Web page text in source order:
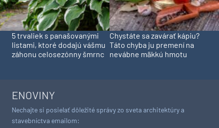
5 trvaliek s panašovanými
listami, ktoré dodajú vášmu
záhonu celosezónny šmrnc
Chystáte sa zavárať kápiu?
Táto chyba ju premení na
nevábne mäkkú hmotu
ENOVINY
Nechajte si posielať dôležité správy zo sveta architektúry a
stavebníctva emailom: